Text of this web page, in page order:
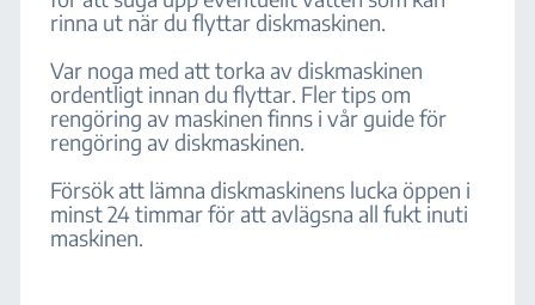
rinna ut när du flyttar diskmaskinen.
Var noga med att torka av diskmaskinen
ordentligt innan du flyttar. Fler tips om
rengöring av maskinen finns i vår guide för
rengöring av diskmaskinen.
Försök att lämna diskmaskinens lucka öppen i
minst 24 timmar för att avlägsna all fukt inuti
maskinen.